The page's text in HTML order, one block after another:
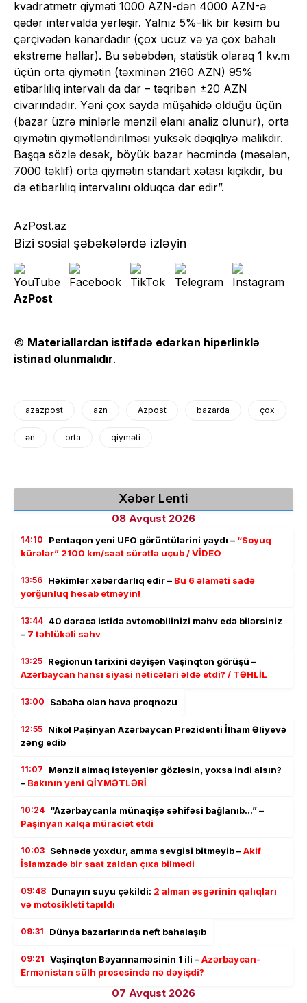
kvadratmetr qiyməti 1000 AZN-dən 4000 AZN-ə
qədər intervalda yerləşir. Yalnız 5%-lik bir kəsim bu
çərçivədən kənardadır (çox ucuz və ya çox bahalı
ekstreme hallar). Bu səbəbdən, statistik olaraq 1 kv.m
üçün orta qiymətin (təxminən 2160 AZN) 95%
etibarlılıq intervalı da dar – təqribən ±20 AZN
civarındadır. Yəni çox sayda müşahidə olduğu üçün
(bazar üzrə minlərlə mənzil elanı analiz olunur), orta
qiymətin qiymətləndirilməsi yüksək dəqiqliyə malikdir.
Başqa sözlə desək, böyük bazar həcmində (məsələn,
7000 təklif) orta qiymətin standart xətası kiçikdir, bu
da etibarlılıq intervalını olduqca dar edir”.
AzPost.az
Bizi sosial şəbəkələrdə izləyin
AzPost
© Materiallardan istifadə edərkən hiperlinklə
istinad olunmalıdır.
azazpost azn Azpost bazarda çox
ən orta qiyməti
Xəbər Lenti
08 Avqust 2026
14:10 Pentaqon yeni UFO görüntülərini yaydı – “Soyuq
kürələr” 2100 km/saat sürətlə uçub / VİDEO
13:56 Həkimlər xəbərdarlıq edir – Bu 6 əlaməti sadə
yorğunluq hesab etməyin!
13:44 40 dərəcə istidə avtomobilinizi məhv edə bilərsiniz
– 7 təhlükəli səhv
13:25 Regionun tarixini dəyişən Vaşinqton görüşü –
Azərbaycan hansı siyasi nəticələri əldə etdi? / TƏHLİL
13:00 Sabaha olan hava proqnozu
12:55 Nikol Paşinyan Azərbaycan Prezidenti İlham Əliyevə
zəng edib
11:07
Mənzil almaq istəyənlər gözləsin, yoxsa indi alsın?
– Bakının yeni QİYMƏTLƏRİ
10:24 “Azərbaycanla münaqişə səhifəsi bağlanıb…” –
Paşinyan xalqa müraciət etdi
10:03 Səhnədə yoxdur, amma sevgisi bitməyib –Akif
İslamzadə bir saat zaldan çıxa bilmədi
09:48 Dunayın suyu çəkildi: 2 alman əsgərinin qalıqları
və motosikleti tapıldı
09:31 Dünya bazarlarında neft bahalaşıb
09:21 Vaşinqton Bəyannaməsinin 1 ili –Azərbaycan-
Ermənistan sülh prosesində nə dəyişdi?
07 Avqust 2026